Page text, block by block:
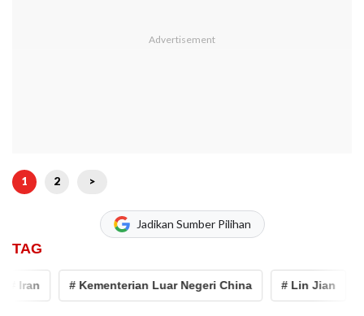
1 2 >
Jadikan Sumber Pilihan
TAG
# Kementerian Luar Negeri China # Lin Jian